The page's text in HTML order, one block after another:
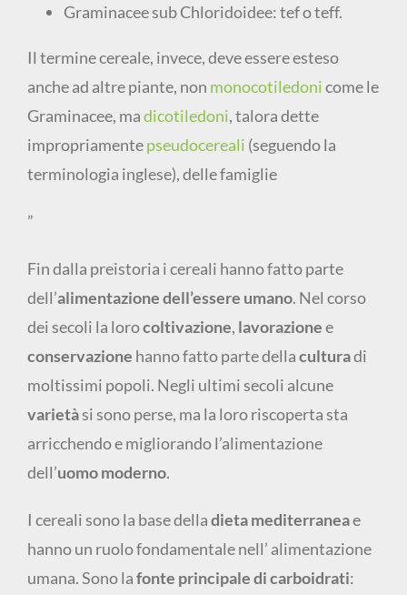
Graminacee sub Chloridoidee: tef o teff.
Il termine cereale, invece, deve essere esteso
anche ad altre piante, non monocotiledonicome le
Graminacee, madicotiledoni, talora dette
impropriamentepseudocereali (seguendo la
terminologia inglese), delle famiglie
”
Fin dalla preistoria i cereali hanno fatto parte
dell’alimentazione dell’essere umano. Nel corso
dei secoli la lorocoltivazione, lavorazionee
conservazione hanno fatto parte dellaculturadi
moltissimi popoli. Negli ultimi secoli alcune
varietàsi sono perse, ma la loro riscoperta sta
arricchendo e migliorando l’alimentazione
dell’uomo moderno.
I cereali sono la base delladieta mediterraneae
hanno un ruolo fondamentale nell’ alimentazione
umana. Sono lafonte principale di carboidrati: